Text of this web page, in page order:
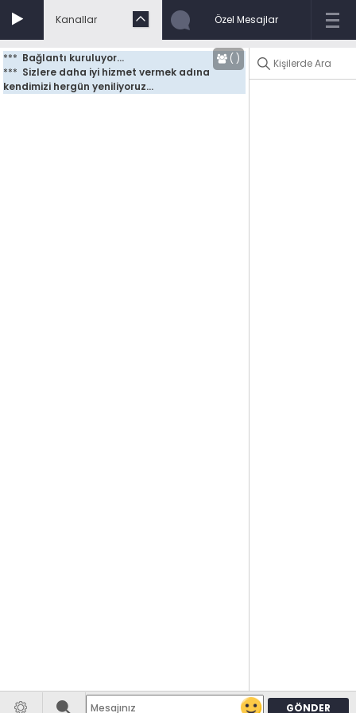
Kanallar Özel Mesajlar
( )
*** Bağlantı kuruluyor...
*** Sizlere daha iyi hizmet vermek adına
kendimizi hergün yeniliyoruz...
GÖNDER